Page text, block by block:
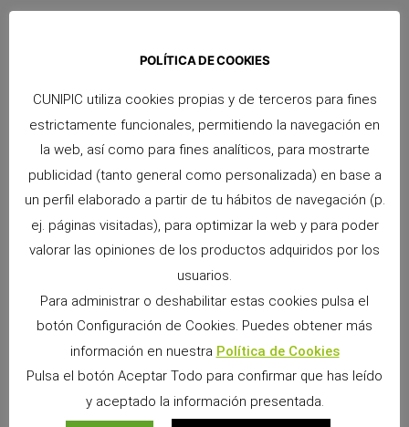
esencial de su digestión. Este comportamiento les permite
primera digestión.
Si notas que tu conejo produce muchos cecotrofos sin
consumirlos, puede estar ingiriendo más alimento del que
necesita o tener una dieta desequilibrada. Revisa su
alimentación y asegúrate de ofrecerleheno de calidadcomo
base de su dieta.
En Cunipictrabajamos cada día para ofreceros la mejor
información y los productos más adecuados para el bienestar
Si tienes dudas sobre la salud digestiva de tu conejo,
observar sus heces puede ser la mejor forma de
empezar a entenderle
POLÍTICA DE COOKIES
CUNIPIC utiliza cookies propias y de terceros para fines
estrictamente funcionales, permitiendo la navegación en
la web, así como para fines analíticos, para mostrarte
publicidad (tanto general como personalizada) en base a
un perfil elaborado a partir de tu hábitos de navegación (p.
ej. páginas visitadas), para optimizar la web y para poder
valorar las opiniones de los productos adquiridos por los
usuarios.
Para administrar o deshabilitar estas cookies pulsa el
botón Configuración de Cookies. Puedes obtener más
información en nuestra Política de Cookies
Pulsa el botón Aceptar Todo para confirmar que has leído
y aceptado la información presentada.